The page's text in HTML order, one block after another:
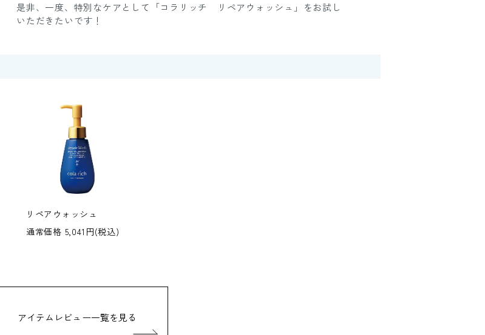
是非、一度、特別なケアとして「コラリッチ リペアウォッシュ」をお試し
いただきたいです！
リペアウォッシュ
通常価格 5,041円(税込)
アイテムレビュー一覧を見る